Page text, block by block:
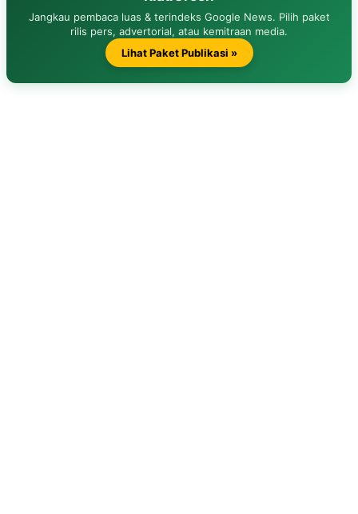
Jangkau pembaca luas & terindeks Google News. Pilih paket
rilis pers, advertorial, atau kemitraan media.
Lihat Paket Publikasi »